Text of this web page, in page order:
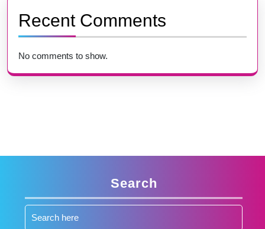
Recent Comments
No comments to show.
Search
Search
for: